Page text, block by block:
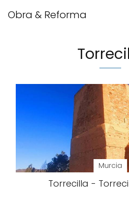
Obra & Reforma
Murcia
Torrecilla -